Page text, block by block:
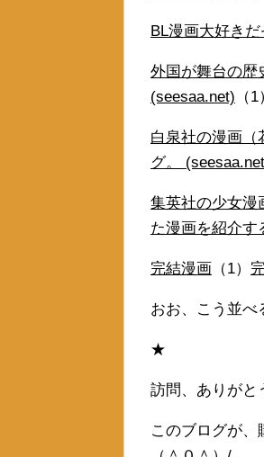
BL漫画大好きだ
外国が舞台の歴
(seesaa.net) （1
白泉社の漫画（
グ。
集英社の少女漫
た漫画を紹介す
完結漫画 （1）
おお、こう並べ
★
訪問、ありが
このブログが